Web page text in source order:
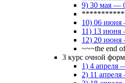
9) 30 мая —
10) 06
11) 13
12) 20
~~~the end
3 курс очной
1) 4 апреля
2) 11